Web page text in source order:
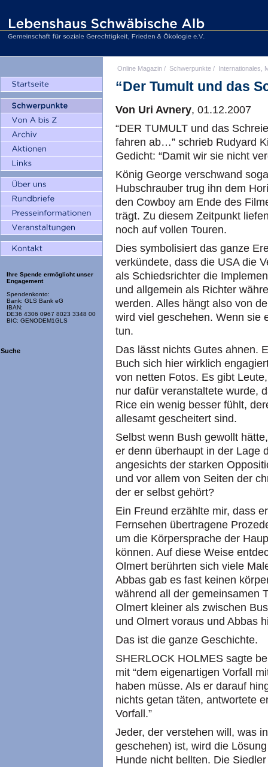
Ihre Spende ermöglicht unser
Engagement
Spendenkonto:
Bank: GLS Bank eG
IBAN:
DE36 4306 0967 8023 3348 00
BIC: GENODEM1GLS
Suche
Online Magazin / Schwerpunkte / Internationales,
“Der Tumult und das
Von Uri Avnery, 01.12.2007
“DER TUMULT und das
fahren ab…” schrieb Rudyard
Gedicht: “Damit wir sie nicht
König George verschwand
Hubschrauber trug ihn dem
den Cowboy am Ende des
trägt. Zu diesem Zeitpunkt
noch auf vollen Touren.
Dies symbolisiert das ganze
verkündete, dass die USA die
als Schiedsrichter die
und allgemein als Richter
werden. Alles hängt also von
wird viel geschehen. Wenn sie
tun.
Das lässt nichts Gutes ahnen.
Buch sich hier wirklich
von netten Fotos. Es gibt
nur dafür veranstaltete wurde,
Rice ein wenig besser fühlt,
allesamt gescheitert sind.
Selbst wenn Bush gewollt
er denn überhaupt in der Lage
angesichts der starken
und vor allem von Seiten der
der er selbst gehört?
Ein Freund erzählte mir, dass
Fernsehen übertragene
um die Körpersprache der
können. Auf diese Weise
Olmert berührten sich viele
Abbas gab es fast keinen
während all der gemeinsamen
Olmert kleiner als zwischen
und Olmert voraus und Abbas
Das ist die ganze Geschichte.
SHERLOCK HOLMES sagte
mit “dem eigenartigen Vorfall
haben müsse. Als er darauf
nichts getan täten, antwortete
Vorfall.”
Jeder, der verstehen will, was
geschehen) ist, wird die
Hunde nicht bellten. Die